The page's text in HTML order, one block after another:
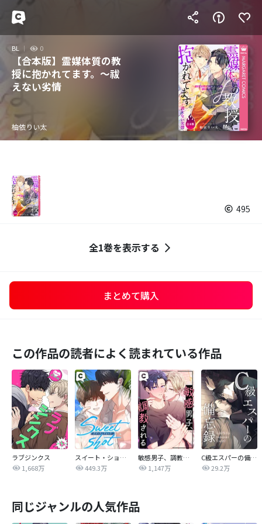
BL 0
【合本版】霊媒体質の教
授に抱かれてます。～祓
えない劣情
柚依りい太
495
全1巻を表示する
まとめて購入
この作品の読者によく読まれている作品
ラブジンクス
1,668万
スイート・ショット
449.3万
敏感男子、調教される
1,147万
C級エスパーの備忘録
29.2万
同じジャンルの人気作品